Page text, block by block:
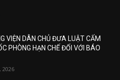
VIỆN DÂN CHỦ ĐƯA LUẬT CẤM
PHÒNG HẠN CHẾ ĐỐI VỚI BÁO
2026